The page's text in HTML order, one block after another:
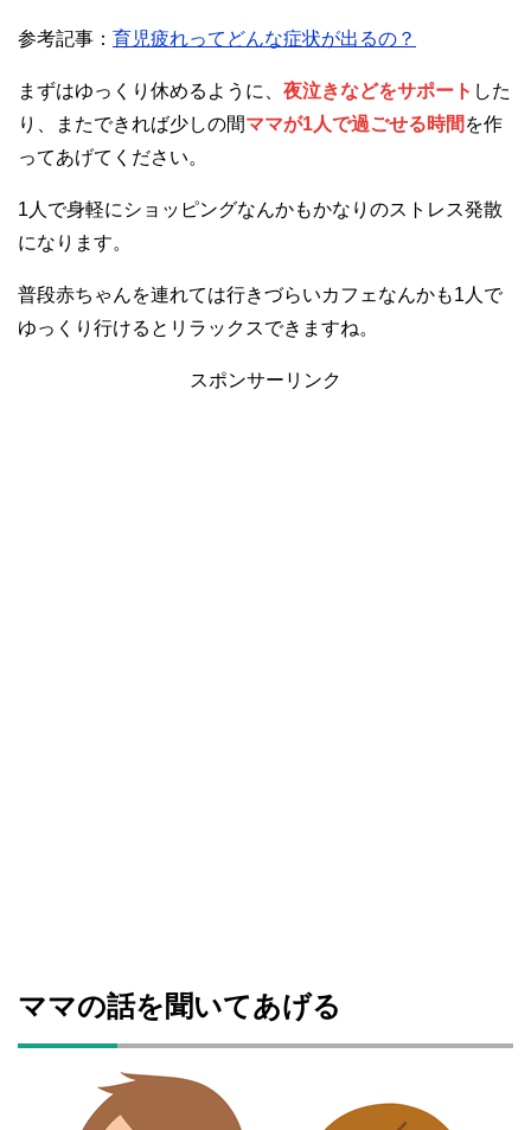
参考記事： 育児疲れってどんな症状が出るの？
まずはゆっくり休めるように、 夜泣きなどをサポート した
り、またできれば少しの間ママが1人で過ごせる時間 を作
ってあげてください。
1人で身軽にショッピングなんかもかなりのストレス発散
になります。
普段赤ちゃんを連れては行きづらいカフェなんかも1人で
ゆっくり行けるとリラックスできますね。
スポンサーリンク
ママの話を聞いてあげる